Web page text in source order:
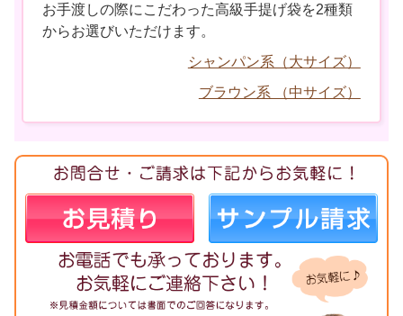
お手渡しの際にこだわった高級手提げ袋を2種類
からお選びいただけます。
シャンパン系（大サイズ）
ブラウン系 （中サイズ）